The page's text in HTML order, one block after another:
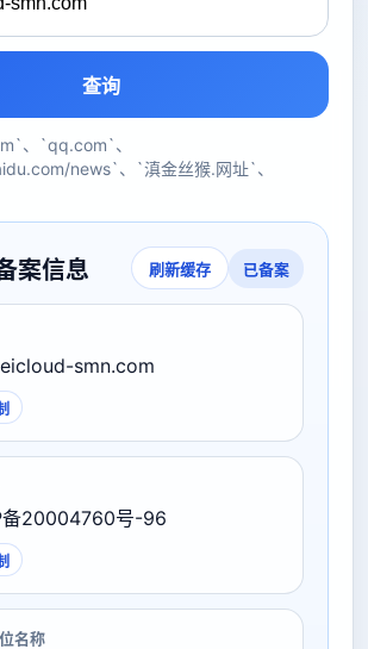
查询
、`qq.com`、
news`、`滇金丝猴.网址`、
案信息 刷新缓存 已备案
smn.com
备20004760号-96
名称